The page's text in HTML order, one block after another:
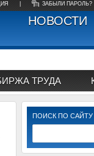
ЗАБЫЛИ ПАРОЛЬ?
НОВОСТИ
ТРУДА
ПОИСК ПО САЙТУ